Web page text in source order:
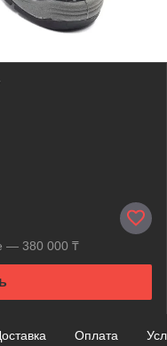
— 380 000 ₸
Оплата